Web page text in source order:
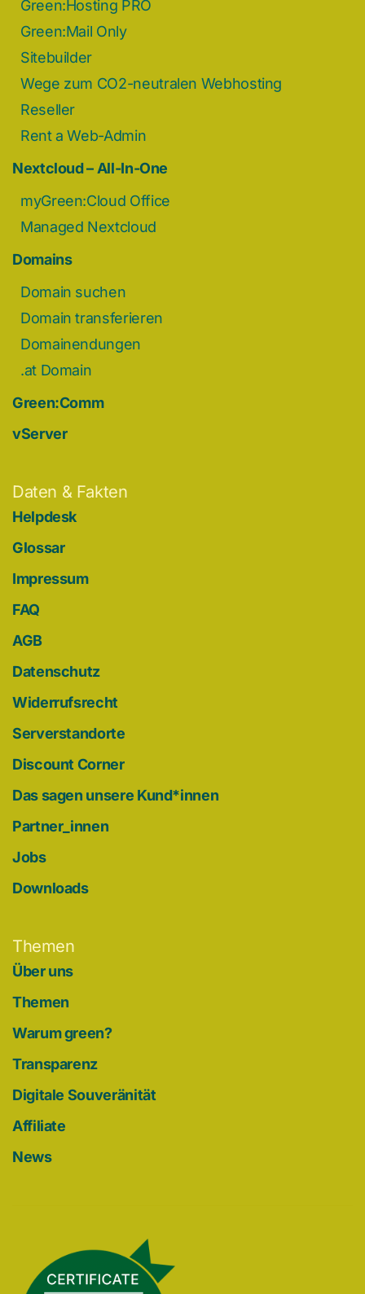
Green:Hosting PRO
Green:Mail Only
Sitebuilder
Wege zum CO2-neutralen Webhosting
Reseller
Rent a Web-Admin
Nextcloud – All-In-One
myGreen:Cloud Office
Managed Nextcloud
Domains
Domain suchen
Domain transferieren
Domainendungen
.at Domain
Green:Comm
vServer
Daten & Fakten
Helpdesk
Glossar
Impressum
FAQ
AGB
Datenschutz
Widerrufsrecht
Serverstandorte
Discount Corner
Das sagen unsere Kund*innen
Partner_innen
Jobs
Downloads
Themen
Über uns
Themen
Warum green?
Transparenz
Digitale Souveränität
Affiliate
News